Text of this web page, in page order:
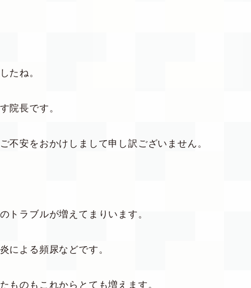
たね。
院長です。
不安をおかけしまして申し訳ございません。
トラブルが増えてまりいます。
による頻尿などです。
ものもこれからとても増えます。